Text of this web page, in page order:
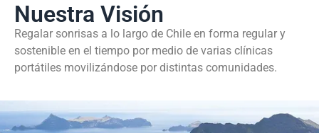
Nuestra Visión
Regalar sonrisas a lo largo de Chile en forma regular y
sostenible en el tiempo por medio de varias clínicas
portátiles movilizándose por distintas comunidades.